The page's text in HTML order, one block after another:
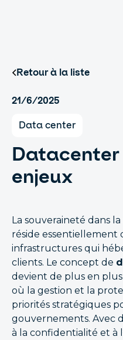
Retour à la liste
21/6/2025
Data center
Datacenter
enjeux
La souveraineté dans
réside essentiellement
infrastructures qui
clients. Le concept de
devient de plus en
où la gestion et la
priorités stratégiques
gouvernements. Avec
à la confidentialité et à